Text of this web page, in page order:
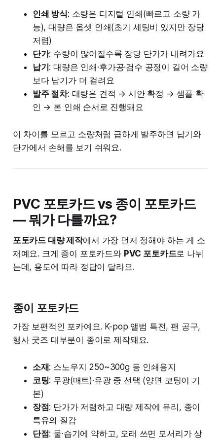
인쇄 방식: 소량은 디지털 인쇄(빠르고 소량 가
능), 대량은 옵셋 인쇄(초기 세팅비 있지만 장당
저렴)
단가: 수량이 많아질수록 장당 단가가 내려가요
납기 : 대량은 인쇄·후가공·검수 공정이 길어 소량
보다 납기가 더 걸려요
발주 절차: 대량은 견적 → 시안 확정 → 샘플 확
인 → 본 인쇄 순서로 진행돼요
이 차이를 모르고 소량처럼 급하게 발주하면 납기와
단가에서 손해를 보기 쉬워요.
PVC 포토카드 vs 종이 포토카드
— 뭐가 다를까요?
포토카드 대량 제작에서 가장 먼저 정해야 하는 게 소
재예요. 크게 종이 포토카드와 PVC 포토카드로 나뉘
는데, 용도에 따라 정답이 달라요.
종이 포토카드
가장 보편적인 포카예요. K-pop 앨범 특전, 팬 공구,
행사 굿즈 대부분이 종이로 제작돼요.
소재: 스노우지 250~300g 등 인쇄용지
코팅: 무광(매트)·유광 중 선택 (양면 코팅이 기
본)
장점: 단가가 저렴하고 대량 제작에 유리, 종이
특유의 질감
단점: 물·습기에 약하고, 오래 쓰면 모서리가 상